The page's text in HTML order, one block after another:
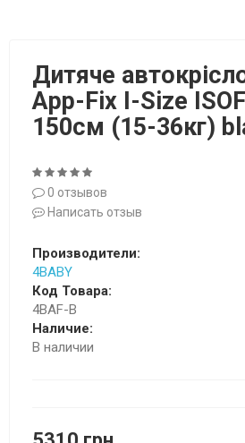
Дитяче
App-Fix I-Size
150см (15-36кг)
0 отзывов
Написать отзыв
Производители:
4BABY
Код Товара:
4BAF-B
Наличие:
В наличии